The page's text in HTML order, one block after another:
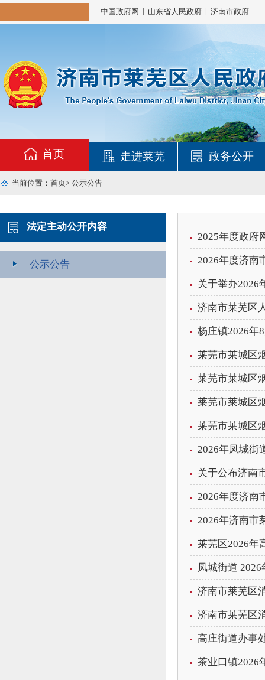
中国政府网 | 山东省人民政府 | 济南市政府
首页 走进莱芜 政务公开
当前位置： 首页> 公示公告
法定主动公开内容
公示公告
2025年度政府
2026年度济南
关于举办2026
济南市莱芜区
杨庄镇2026年
莱芜市莱城区
莱芜市莱城区
莱芜市莱城区
莱芜市莱城区
2026年凤城街
关于公布济南
2026年度济南
2026年济南市
莱芜区2026年
凤城街道
济南市莱芜区
济南市莱芜区
高庄街道办事
茶业口镇2026